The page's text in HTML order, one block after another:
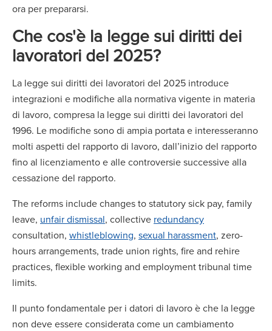
ora per prepararsi.
Che cos'è la legge sui diritti dei
lavoratori del 2025?
La legge sui diritti dei lavoratori del 2025 introduce
integrazioni e modifiche alla normativa vigente in materia
di lavoro, compresa la legge sui diritti dei lavoratori del
1996. Le modifiche sono di ampia portata e interesseranno
molti aspetti del rapporto di lavoro, dall’inizio del rapporto
fino al licenziamento e alle controversie successive alla
cessazione del rapporto.
The reforms include changes to statutory sick pay, family
leave, unfair dismissal, collective redundancy
consultation, whistleblowing, sexual harassment, zero-
hours arrangements, trade union rights, fire and rehire
practices, flexible working and employment tribunal time
limits.
Il punto fondamentale per i datori di lavoro è che la legge
non deve essere considerata come un cambiamento